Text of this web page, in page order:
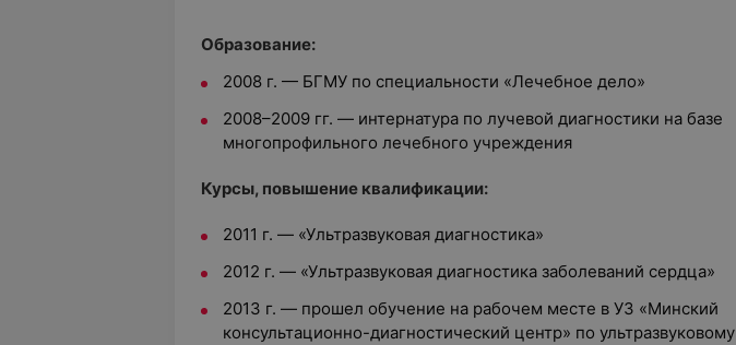
Образование:
2008 г. — БГМУ по специальности «Лечебное дело»
2008–2009 гг. — интернатура по лучевой диагностики на базе
многопрофильного лечебного учреждения
Курсы, повышение квалификации:
2011 г. — «Ультразвуковая диагностика»
2012 г. — «Ультразвуковая диагностика заболеваний сердца»
2013 г. — прошел обучение на рабочем месте в УЗ «Минский
консультационно-диагностический центр» по ультразвуковому